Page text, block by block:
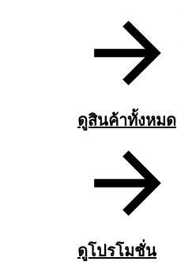
ดูสินค้าทั้งหมด
ดูโปรโมชั่น